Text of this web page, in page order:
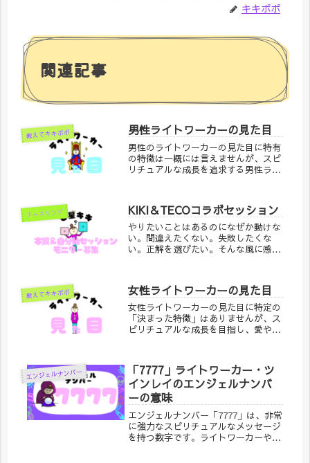
キキポポ
関連記事
教えてキキポポ 男性ライトワーカーの見た目
男性のライトワーカーの見た目に特有
の特徴は一概には言えませんが、スピ
リチュアルな成長を追求する男性ライ
し、外見は内面を反映することが多い
ため、あくまで一つの傾向として捉え
てください。
チャネリング KIKI＆TECOコラボセッション
やりたいことはあるのになぜか動けな
い。間違えたくない。失敗したくな
い。正解を選びたい。そんな風に感じ
まだ“心が決まっていないだけ”この
セッションでは未来・本質・強みなど
をそ
教えてキキポポ 女性ライトワーカーの見た目
女性ライトワーカーの見た目に特定の
「決まった特徴」はありませんが、ス
ピリチュアルな成長を目指し、愛や癒
す。ライトワーカーとしての内面的な
光が外見にも表れることが多い
エンジェルナンバー
「7777」ライトワーカー・ツ
インレイのエンジェルナンバ
ーの意味
エンジェルナンバー「7777」は、非常
に強力なスピリチュアルなメッセージ
を持つ数字です。ライトワーカーやツ